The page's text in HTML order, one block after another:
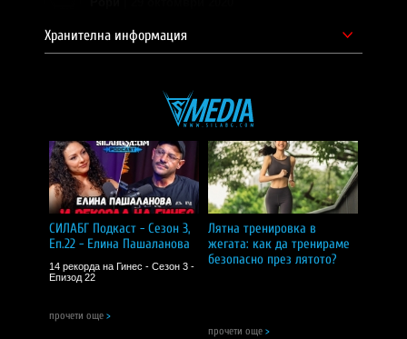
По един шот след тренировка и мускулните ми трески , почти
| 29 октомври 2020
5.0
Много приятен вкус, незаема място. Пия 1 шот след
треноровка.Препоръчвам!!!!
ПРЕПОРЪЧВАМ!
Велко Г.| 29 октомври 2020
4.8
Хранителна информация
СИЛАБГ Подкаст - Сезон 3,
Еп.22 - Елина Пашаланова
14 рекорда на Гинес - Сезон 3 -
Епизод 22
прочети още >
Лятна тренировка в
жегата: как да тренираме
безопасно през лятото?
прочети още >